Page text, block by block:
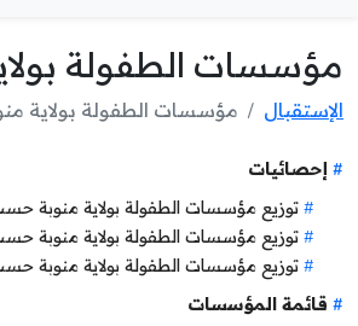
مؤسسات الطفولة
الإستقبال مؤسسات الطفولة بولاية
إحصائيات
توزيع مؤسسات الطفولة بولاية منوبة
توزيع مؤسسات الطفولة بولاية منوبة
توزيع مؤسسات الطفولة بولاية منوبة
قائمة المؤسسات